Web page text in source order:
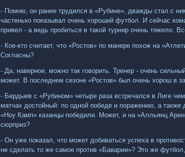
- Помню, он ранее трудился в «Рубине», дважды стал с
частенько показывал очень хороший футбол. И сейчас
привел - а ведь пробиться в такой турнир очень тяжело.
- Кое-кто считает, что «Ростов» по манере похож на
Согласны?
- Да, наверное, можно так говорить. Тренер - очень
может. В последнем сезоне «Ростов» был очень хорош в
- Бердыев с «Рубином» четыре раза встречался в Лиге
матчах достойный: по одной победе и поражению, а
«Ноу Камп» казанцы победили. Может, и на «Алльянц
сюрприз?
- Он уже показал, что может добиваться успеха в
не сделать то же самое против «Баварии»? Это же